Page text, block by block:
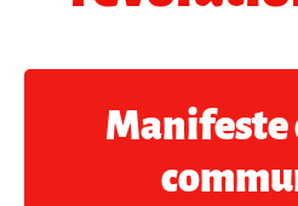
Manifeste